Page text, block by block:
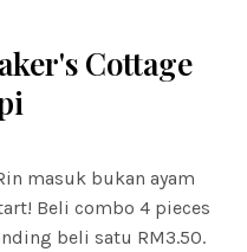
Cottage
masuk bukan ayam
Beli combo 4 pieces
beli satu RM3.50.